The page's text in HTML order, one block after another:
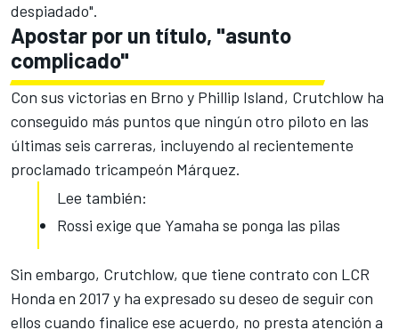
despiadado".
Apostar por un título, "asunto
complicado"
Con sus victorias en Brno y Phillip Island, Crutchlow ha
conseguido más puntos que ningún otro piloto en las
últimas seis carreras, incluyendo al recientemente
proclamado tricampeón Márquez.
Lee también:
Rossi exige que Yamaha se ponga las pilas
Sin embargo, Crutchlow, que tiene contrato con LCR
Honda en 2017 y ha expresado su deseo de seguir con
ellos cuando finalice ese acuerdo, no presta atención a